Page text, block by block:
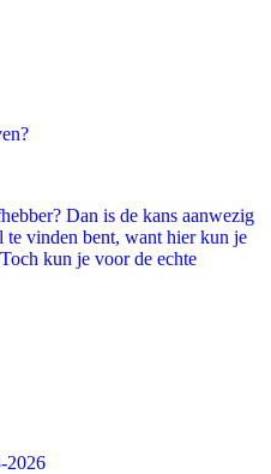
Dan is de kans aanwezig
te vinden bent, want hier kun je
kun je voor de echte
2026